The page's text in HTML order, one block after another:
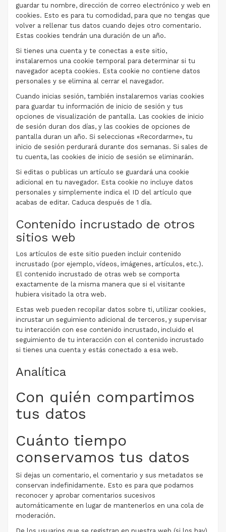
guardar tu nombre, dirección de correo electrónico y web en
cookies. Esto es para tu comodidad, para que no tengas que
volver a rellenar tus datos cuando dejes otro comentario.
Estas cookies tendrán una duración de un año.
Si tienes una cuenta y te conectas a este sitio,
instalaremos una cookie temporal para determinar si tu
navegador acepta cookies. Esta cookie no contiene datos
personales y se elimina al cerrar el navegador.
Cuando inicias sesión, también instalaremos varias cookies
para guardar tu información de inicio de sesión y tus
opciones de visualización de pantalla. Las cookies de inicio
de sesión duran dos días, y las cookies de opciones de
pantalla duran un año. Si seleccionas «Recordarme», tu
inicio de sesión perdurará durante dos semanas. Si sales de
tu cuenta, las cookies de inicio de sesión se eliminarán.
Si editas o publicas un artículo se guardará una cookie
adicional en tu navegador. Esta cookie no incluye datos
personales y simplemente indica el ID del artículo que
acabas de editar. Caduca después de 1 día.
Contenido incrustado de otros
sitios web
Los artículos de este sitio pueden incluir contenido
incrustado (por ejemplo, vídeos, imágenes, artículos, etc.).
El contenido incrustado de otras web se comporta
exactamente de la misma manera que si el visitante
hubiera visitado la otra web.
Estas web pueden recopilar datos sobre ti, utilizar cookies,
incrustar un seguimiento adicional de terceros, y supervisar
tu interacción con ese contenido incrustado, incluido el
seguimiento de tu interacción con el contenido incrustado
si tienes una cuenta y estás conectado a esa web.
Analítica
Con quién compartimos
tus datos
Cuánto tiempo
conservamos tus datos
Si dejas un comentario, el comentario y sus metadatos se
conservan indefinidamente. Esto es para que podamos
reconocer y aprobar comentarios sucesivos
automáticamente en lugar de mantenerlos en una cola de
moderación.